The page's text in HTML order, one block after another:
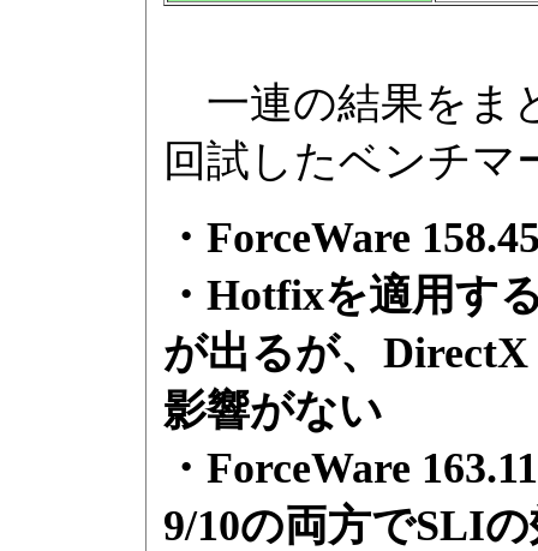
一連の結果をま
回試したベンチマ
・ForceWare
・Hotfixを適用す
が出るが、
影響がない
・ForceWare
9/10の両方でSLI